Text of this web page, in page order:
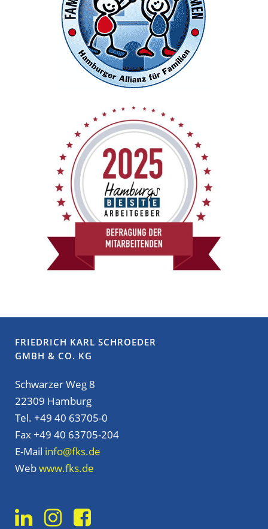
FRIEDRICH KARL SCHROEDER
GMBH & CO. KG
Schwarzer Weg 8
22309 Hamburg
Tel. +49 40 63705-0
Fax +49 40 63705-204
E-Mail info@fks.de
Webwww.fks.de